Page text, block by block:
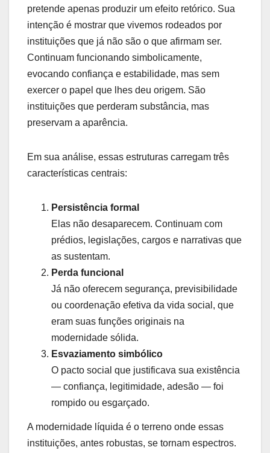
pretende apenas produzir um efeito retórico. Sua
intenção é mostrar que vivemos rodeados por
instituições que já não são o que afirmam ser.
Continuam funcionando simbolicamente,
evocando confiança e estabilidade, mas sem
exercer o papel que lhes deu origem. São
instituições que perderam substância, mas
preservam a aparência.
Em sua análise, essas estruturas carregam três
características centrais:
Persistência formal
Elas não desaparecem. Continuam com
prédios, legislações, cargos e narrativas que
as sustentam.
Perda funcional
Já não oferecem segurança, previsibilidade
ou coordenação efetiva da vida social, que
eram suas funções originais na
modernidade sólida.
Esvaziamento simbólico
O pacto social que justificava sua existência
— confiança, legitimidade, adesão — foi
rompido ou esgarçado.
A modernidade líquida é o terreno onde essas
instituições, antes robustas, se tornam espectros.